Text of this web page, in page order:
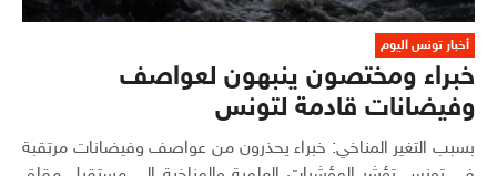
أخبار تونس اليوم
خبراء ومختصون ينبهون لعواصف
وفيضانات قادمة لتونس
بسبب التغير المناخي: خبراء يحذرون من عواصف وفيضانات مرتقبة